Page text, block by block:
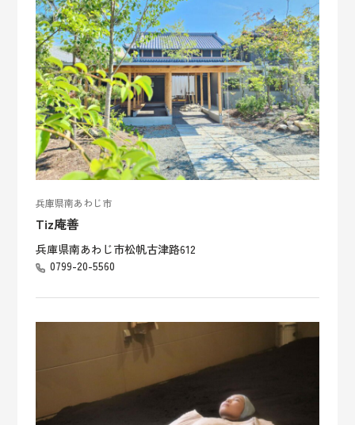
兵庫県南あわじ市
Tiz庵善
兵庫県南あわじ市松帆古津路612
0799-20-5560